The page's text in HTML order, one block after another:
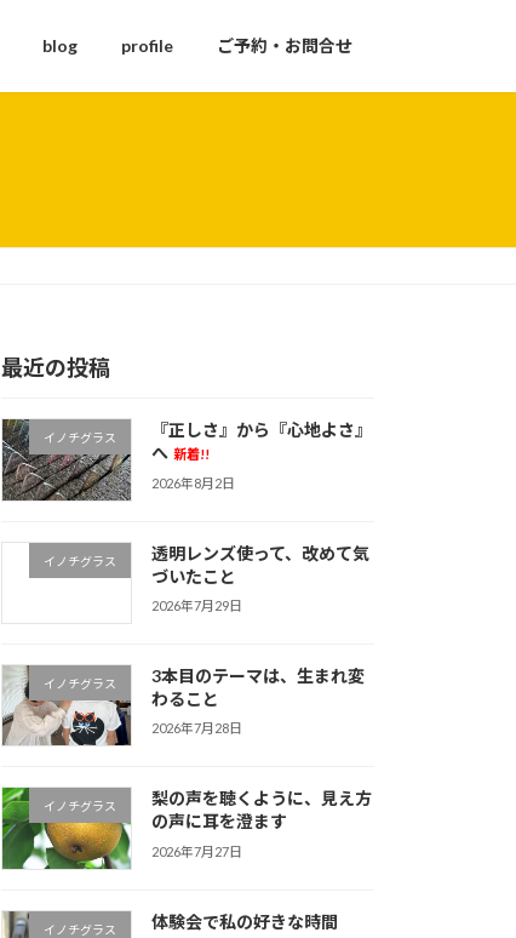
blog profile ご予約・お問合せ
最近の投稿
イノチグラス
『正しさ』から『心地よさ』
へ 新着!!
2026年8月2日
イノチグラス
透明レンズ使って、改めて気
づいたこと
2026年7月29日
イノチグラス
3本目のテーマは、生まれ変
わること
2026年7月28日
イノチグラス
梨の声を聴くように、見え方
の声に耳を澄ます
2026年7月27日
イノチグラス 体験会で私の好きな時間